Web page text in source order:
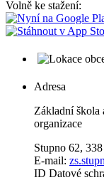
Volně ke stažení:
Adresa
Základní škola
organizace
Stupno 62,
E-mail:
ID Datové